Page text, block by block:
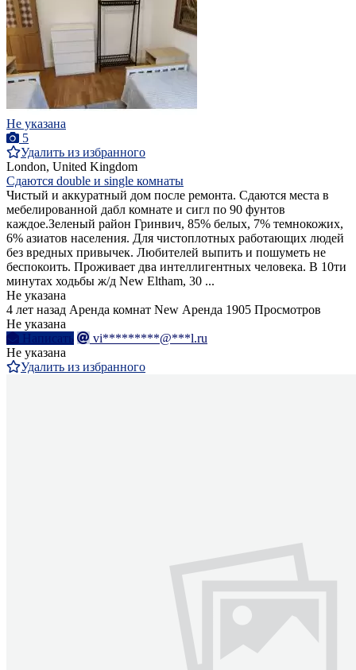
Не указана
5
Удалить из избранного
London, United Kingdom
Сдаются double и single комнаты
Чистый и аккуратный дом после ремонта. Сдаются места в
мебелированной дабл комнате и сигл по 90 фунтов
каждое.Зеленый район Гринвич, 85% белых, 7% темнокожих,
6% азиатов населения. Для чистоплотных работающих людей
без вредных привычек. Любителей выпить и пошуметь не
беспокоить. Проживает два интеллигентных человека. В 10ти
минутах ходьбы ж/д New Eltham, 30 ...
Не указана
4 лет назад Аренда комнат New Аренда 1905 Просмотров
Не указана
Написать
vi*********@***l.ru
Не указана
Удалить из избранного